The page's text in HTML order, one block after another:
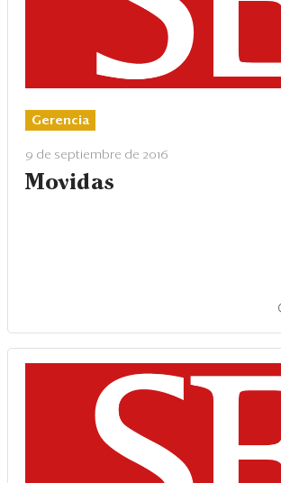
Gerencia
9 de septiembre de 2016
Movidas